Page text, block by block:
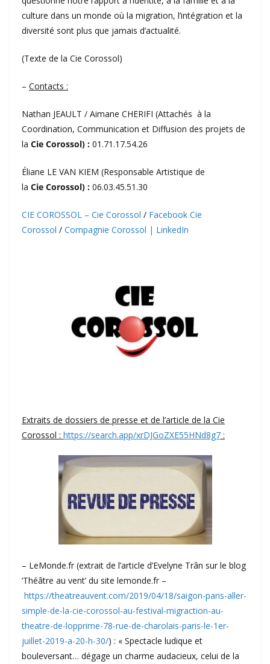
culture dans un monde où la migration, l’intégration et la
diversité sont plus que jamais d’actualité.
(Texte de la Cie Corossol)
– Contacts :
Nathan JEAULT / Aimane CHERIFI (Attachés à la
Coordination, Communication et Diffusion des projets de
la Cie Corossol) : 01.71.17.54.26
Éliane LE VAN KIEM (Responsable Artistique de
la Cie Corossol) : 06.03.45.51.30
CIE COROSSOL – Cie Corossol / Facebook Cie
Corossol / Compagnie Corossol | LinkedIn
Extraits de dossiers de presse et de l’article de la Cie
Corossol : https://search.app/xrDJGoZXE55HNd8g7 :
– LeMonde.fr (extrait de l’article d’Evelyne Trân sur le blog
‘Théâtre au vent’ du site lemonde.fr –
https://theatreauvent.com/2019/04/18/saigon-paris-aller-
simple-de-la-cie-corossol-au-festival-migraction-au-
theatre-de-lopprime-78-rue-de-charolais-paris-le-1er-
juillet-2019-a-20-h-30/) : « Spectacle ludique et
bouleversant… dégage un charme audacieux, celui de la